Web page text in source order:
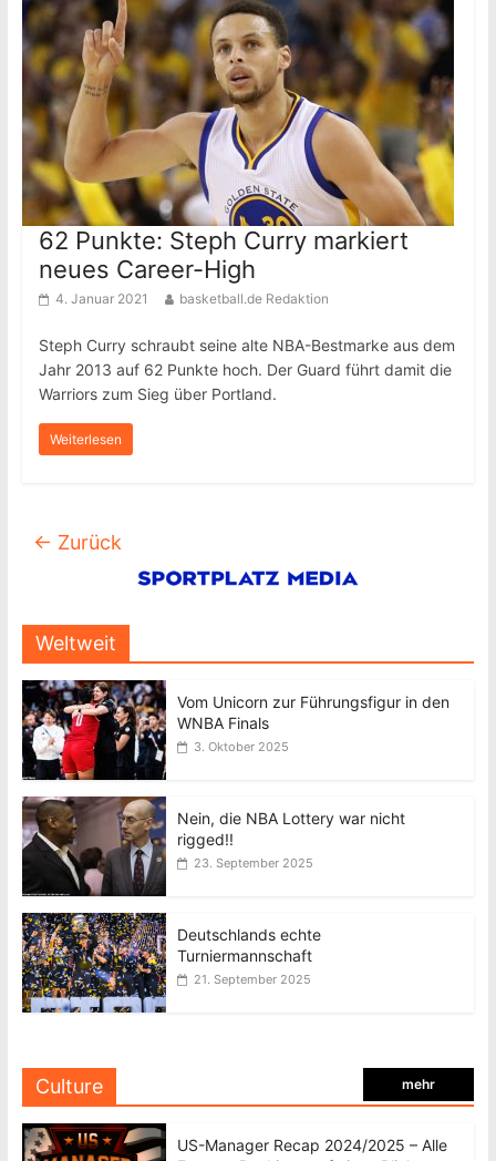
62 Punkte: Steph Curry markiert
neues Career-High
4. Januar 2021 basketball.de Redaktion
Steph Curry schraubt seine alte NBA-Bestmarke aus dem
Jahr 2013 auf 62 Punkte hoch. Der Guard führt damit die
Warriors zum Sieg über Portland.
Weiterlesen
← Zurück
Weltweit
Vom Unicorn zur Führungsfigur in den
WNBA Finals
3. Oktober 2025
Nein, die NBA Lottery war nicht
rigged!!
23. September 2025
Deutschlands echte
Turniermannschaft
21. September 2025
Culture mehr
US-Manager Recap 2024/2025 – Alle